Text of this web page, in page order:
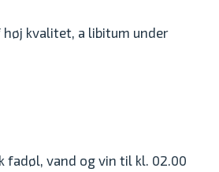
kvalitet, a libitum under
fadøl, vand og vin til kl. 02.00